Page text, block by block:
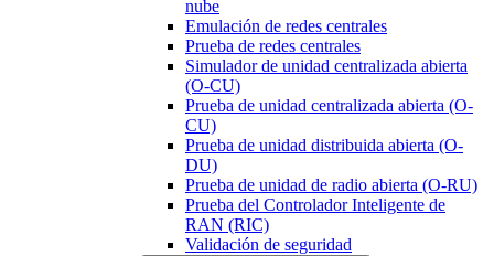
nube
Emulación de redes centrales
Prueba de redes centrales
Simulador de unidad centralizada abierta
(O-CU)
Prueba de unidad centralizada abierta (O-
CU)
Prueba de unidad distribuida abierta (O-
DU)
Prueba de unidad de radio abierta (O-RU)
Prueba del Controlador Inteligente de
RAN (RIC)
Validación de seguridad